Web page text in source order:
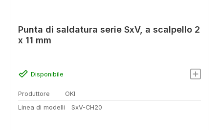
Punta di saldatura serie SxV, a scalpello 2
x 11 mm
Disponibile
Produttore
OKI
Linea di modelli
SxV-CH20